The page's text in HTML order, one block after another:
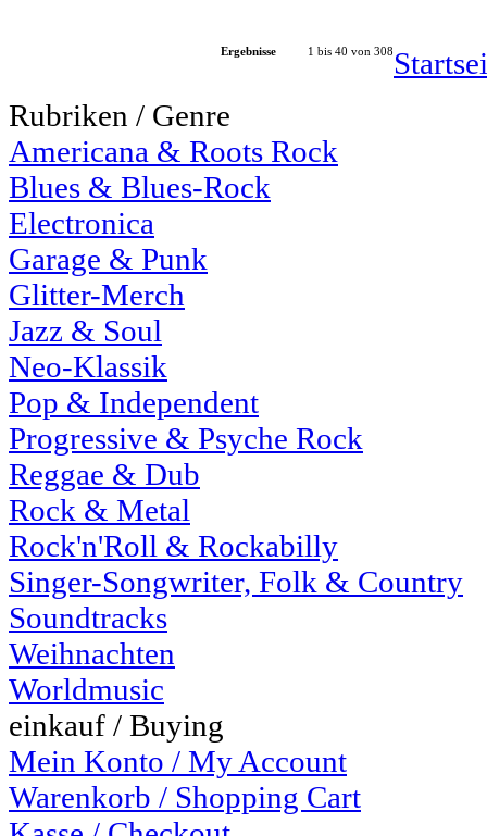
Ergebnisse 1 bis 40 von 308
Rubriken / Genre
Americana & Roots Rock
Blues & Blues-Rock
Electronica
Garage & Punk
Glitter-Merch
Jazz & Soul
Neo-Klassik
Pop & Independent
Progressive & Psyche Rock
Reggae & Dub
Rock & Metal
Rock'n'Roll & Rockabilly
Singer-Songwriter, Folk & Country
Soundtracks
Weihnachten
Worldmusic
einkauf / Buying
Mein Konto / My Account
Warenkorb / Shopping Cart